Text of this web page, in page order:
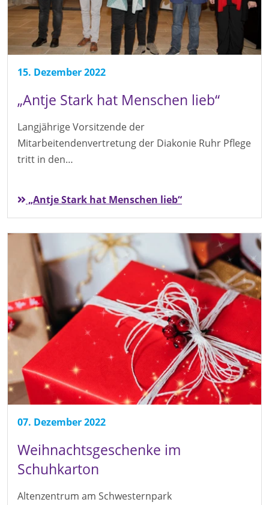
15. Dezember 2022
„Antje Stark hat Menschen lieb“
Langjährige Vorsitzende der
Mitarbeitendenvertretung der Diakonie Ruhr Pflege
tritt in den…
„Antje Stark hat Menschen lieb“
07. Dezember 2022
Weihnachtsgeschenke im
Schuhkarton
Altenzentrum am Schwesternpark